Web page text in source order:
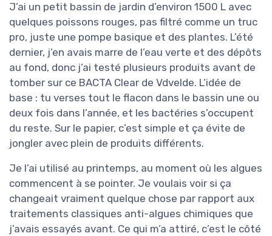
J’ai un petit bassin de jardin d’environ 1500 L avec
quelques poissons rouges, pas filtré comme un truc
pro, juste une pompe basique et des plantes. L’été
dernier, j’en avais marre de l’eau verte et des dépôts
au fond, donc j’ai testé plusieurs produits avant de
tomber sur ce BACTA Clear de Vdvelde. L’idée de
base : tu verses tout le flacon dans le bassin une ou
deux fois dans l’année, et les bactéries s’occupent
du reste. Sur le papier, c’est simple et ça évite de
jongler avec plein de produits différents.
Je l’ai utilisé au printemps, au moment où les algues
commencent à se pointer. Je voulais voir si ça
changeait vraiment quelque chose par rapport aux
traitements classiques anti-algues chimiques que
j’avais essayés avant. Ce qui m’a attiré, c’est le côté